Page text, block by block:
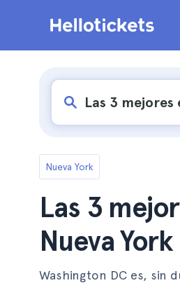
Nueva York
Las 3
Nueva York
Washington DC es, sin